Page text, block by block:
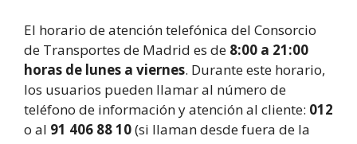
El horario de atención telefónica del Consorcio
de Transportes de Madrid es de 8:00 a 21:00
horas de lunes a viernes. Durante este horario,
los usuarios pueden llamar al número de
teléfono de información y atención al cliente: 012
o al 91 406 88 10(si llaman desde fuera de la